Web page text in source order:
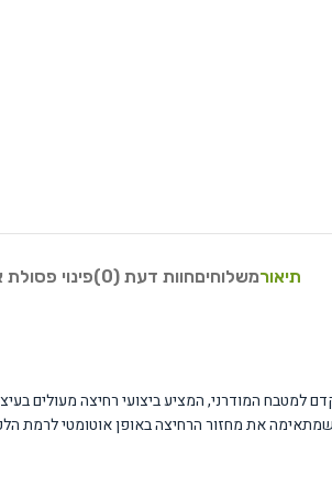
תיאורמשלוחיםחוות דעת (0) פינוי
את מחזור הרחיצה באופן אוטומטי לרמת